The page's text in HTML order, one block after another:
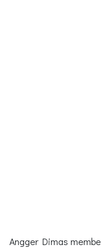
Angger Dimas